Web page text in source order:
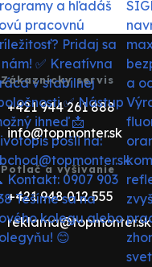
Zákaznícky servis
+421 944 261 888
info@topmonter.sk
Potlač a vyšívanie
+421 948 012 555
reklama@topmonter.sk